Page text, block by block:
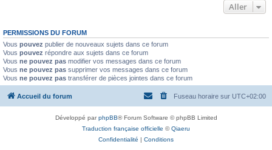
Aller
PERMISSIONS DU FORUM
Vous pouvez publier de nouveaux sujets dans ce forum
Vous pouvez répondre aux sujets dans ce forum
Vous ne pouvez pas modifier vos messages dans ce forum
Vous ne pouvez pas supprimer vos messages dans ce forum
Vous ne pouvez pas transférer de pièces jointes dans ce forum
Accueil du forum Fuseau horaire sur UTC+02:00
Développé parphpBB® Forum Software © phpBB Limited
Traduction française officielle ©Qiaeru
Confidentialité | Conditions